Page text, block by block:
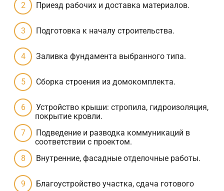
Приезд рабочих и доставка материалов.
Подготовка к началу строительства.
Заливка фундамента выбранного типа.
Сборка строения из домокомплекта.
Устройство крыши: стропила, гидроизоляция,
покрытие кровли.
Подведение и разводка коммуникаций в
соответствии с проектом.
Внутренние, фасадные отделочные работы.
Благоустройство участка, сдача готового